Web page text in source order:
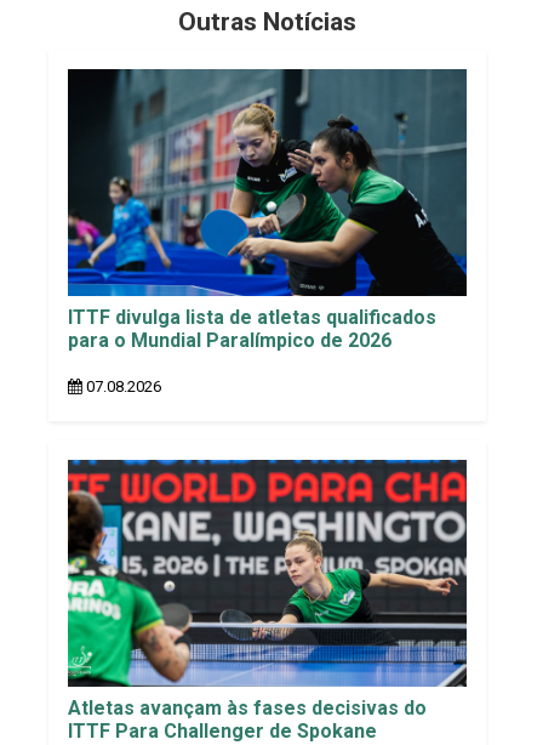
Outras Notícias
ITTF divulga lista de atletas qualificados
para o Mundial Paralímpico de 2026
07.08.2026
Atletas avançam às fases decisivas do
ITTF Para Challenger de Spokane